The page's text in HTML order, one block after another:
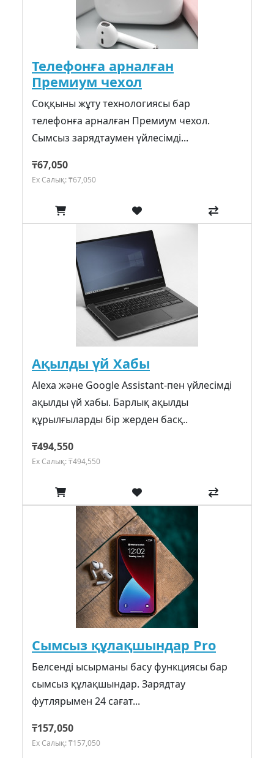
Телефонға арналған
Премиум чехол
Соққыны жұту технологиясы бар
телефонға арналған Премиум чехол.
Сымсыз зарядтаумен үйлесімді...
₸67,050
Ex Салық: ₸67,050
Ақылды үй Хабы
Alexa және Google Assistant-пен үйлесімді
ақылды үй хабы. Барлық ақылды
құрылғыларды бір жерден басқ..
₸494,550
Ex Салық: ₸494,550
Сымсыз құлақшындар Pro
Белсенді ысырманы басу функциясы бар
сымсыз құлақшындар. Зарядтау
футлярымен 24 сағат...
₸157,050
Ex Салық: ₸157,050